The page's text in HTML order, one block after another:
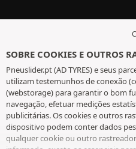
SOBRE COOKIES E OUTROS
Pneuslider.pt (AD TYRES) e seus
utilizam testemunhos de conexão
(webstorage) para garantir o bom
navegação, efetuar medições
publicitárias. Os cookies e outros
dispositivo podem conter dados
qualquer cookie ou outro